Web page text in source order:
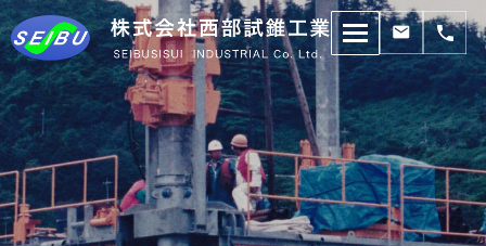
コ
ン
テ
ン
ツ
へ
ス